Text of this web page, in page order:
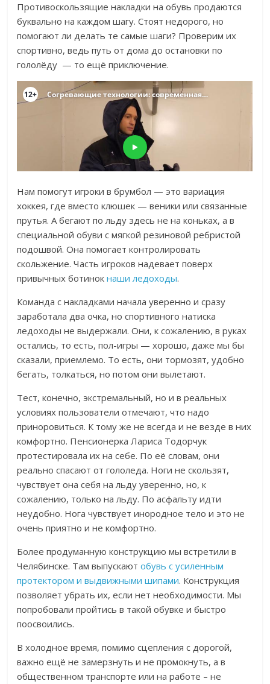
Противоскользящие накладки на обувь продаются
буквально на каждом шагу. Стоят недорого, но
помогают ли делать те самые шаги? Проверим их
спортивно, ведь путь от дома до остановки по
гололёду — то ещё приключение.
Нам помогут игроки в брумбол — это вариация
хоккея, где вместо клюшек — веники или связанные
прутья. А бегают по льду здесь не на коньках, а в
специальной обуви с мягкой резиновой ребристой
подошвой. Она помогает контролировать
скольжение. Часть игроков надевает поверх
привычных ботинокнаши ледоходы.
Команда с накладками начала уверенно и сразу
заработала два очка, но спортивного натиска
ледоходы не выдержали. Они, к сожалению, в руках
остались, то есть, пол-игры — хорошо, даже мы бы
сказали, приемлемо. То есть, они тормозят, удобно
бегать, толкаться, но потом они вылетают.
Тест, конечно, экстремальный, но и в реальных
условиях пользователи отмечают, что надо
приноровиться. К тому же не всегда и не везде в них
комфортно. Пенсионерка Лариса Тодорчук
протестировала их на себе. По её словам, они
реально спасают от гололеда. Ноги не скользят,
чувствует она себя на льду уверенно, но, к
сожалению, только на льду. По асфальту идти
неудобно. Нога чувствует инородное тело и это не
очень приятно и не комфортно.
Более продуманную конструкцию мы встретили в
Челябинске. Там выпускаютобувь с усиленным
протектором и выдвижными шипами. Конструкция
позволяет убрать их, если нет необходимости. Мы
попробовали пройтись в такой обувке и быстро
поосвоились.
В холодное время, помимо сцепления с дорогой,
важно ещё не замерзнуть и не промокнуть, а в
общественном транспорте или на работе – не